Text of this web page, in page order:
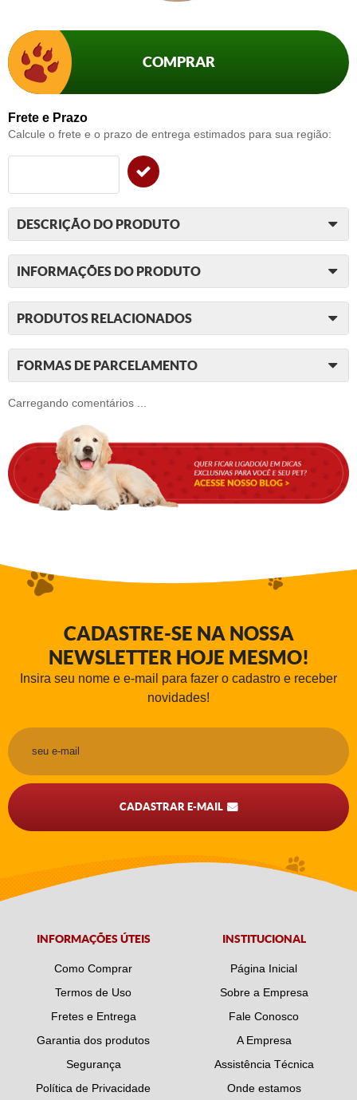
COMPRAR
Frete e Prazo
Calcule o frete e o prazo de entrega estimados para sua região:
DESCRIÇÃO DO PRODUTO
INFORMAÇÕES DO PRODUTO
PRODUTOS RELACIONADOS
FORMAS DE PARCELAMENTO
Carregando comentários ...
CADASTRE-SE NA NOSSA
NEWSLETTER HOJE MESMO!
Insira seu nome e e-mail para fazer o cadastro e receber
novidades!
CADASTRAR E-MAIL
INFORMAÇÕES ÚTEIS
Como Comprar
Termos de Uso
Fretes e Entrega
Garantia dos produtos
Segurança
Política de Privacidade
INSTITUCIONAL
Página Inicial
Sobre a Empresa
Fale Conosco
A Empresa
Assistência Técnica
Onde estamos